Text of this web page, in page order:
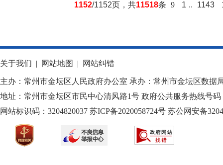
1152/1152页，共11518条 9 1 .. 1143
关于我们 | 网站地图 | 网站纠错
主办：常州市金坛区人民政府办公室 承办：常州市金坛区数据
地址：常州市金坛区市民中心清风路1号 政府公共服务热线号码
网站标识码：3204820037 苏ICP备2020058724号 苏公网安备